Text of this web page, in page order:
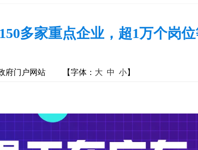
多家重点企业，超1万个岗
府门户网站 【字体： 大 中 小】